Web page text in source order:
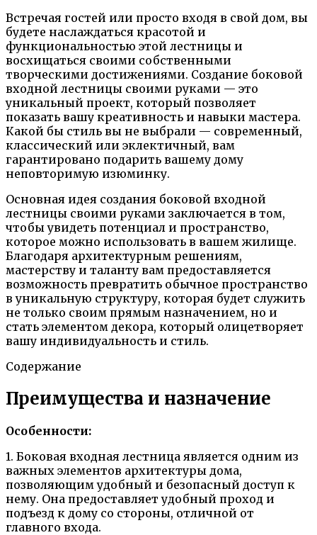
Встречая гостей или просто входя в свой дом, вы
будете наслаждаться красотой и
функциональностью этой лестницы и
восхищаться своими собственными
творческими достижениями. Создание боковой
входной лестницы своими руками — это
уникальный проект, который позволяет
показать вашу креативность и навыки мастера.
Какой бы стиль вы не выбрали — современный,
классический или эклектичный, вам
гарантировано подарить вашему дому
неповторимую изюминку.
Основная идея создания боковой входной
лестницы своими руками заключается в том,
чтобы увидеть потенциал и пространство,
которое можно использовать в вашем жилище.
Благодаря архитектурным решениям,
мастерству и таланту вам предоставляется
возможность превратить обычное пространство
в уникальную структуру, которая будет служить
не только своим прямым назначением, но и
стать элементом декора, который олицетворяет
вашу индивидуальность и стиль.
Содержание
Преимущества и назначение
Особенности:
1. Боковая входная лестница является одним из
важных элементов архитектуры дома,
позволяющим удобный и безопасный доступ к
нему. Она предоставляет удобный проход и
подъезд к дому со стороны, отличной от
главного входа.